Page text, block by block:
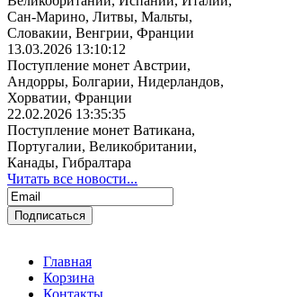
Сан-Марино, Литвы, Мальты,
Словакии, Венгрии, Франции
13.03.2026 13:10:12
Поступление монет Австрии,
Андорры, Болгарии, Нидерландов,
Хорватии, Франции
22.02.2026 13:35:35
Поступление монет Ватикана,
Португалии, Великобритании,
Канады, Гибралтара
Читать все новости...
Главная
Корзина
Контакты